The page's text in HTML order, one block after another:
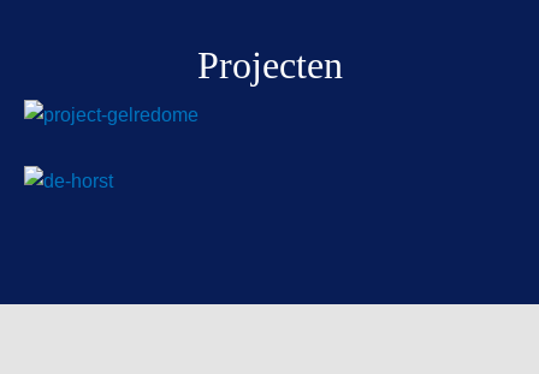
Projecten
Gelredome Stadion te Arnhem
Landgoed ‘De Horst’ – Driebergen
Wat staan ze er mooi bij – Schiphol